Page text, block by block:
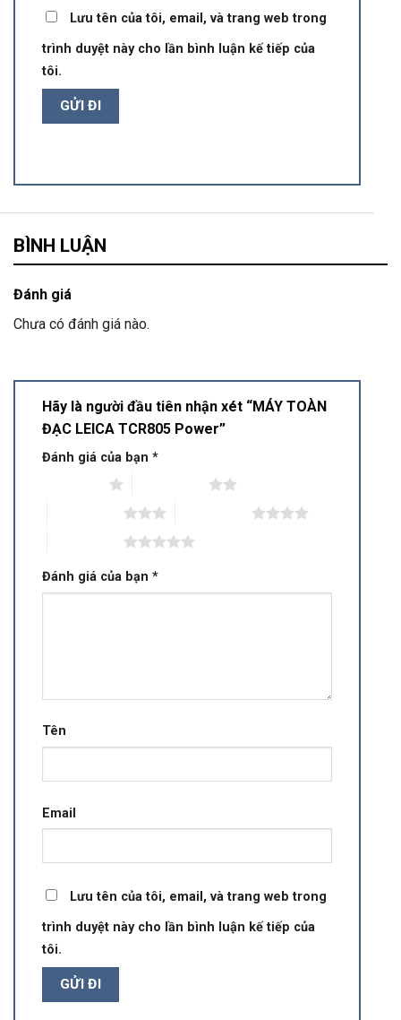
Lưu tên của tôi, email, và trang web trong
trình duyệt này cho lần bình luận kế tiếp của
tôi.
BÌNH LUẬN
Đánh giá
Chưa có đánh giá nào.
Hãy là người đầu tiên nhận xét “MÁY TOÀN
ĐẠC LEICA TCR805 Power”
Đánh giá của bạn *
Đánh giá của bạn *
Tên
Email
Lưu tên của tôi, email, và trang web trong
trình duyệt này cho lần bình luận kế tiếp của
tôi.